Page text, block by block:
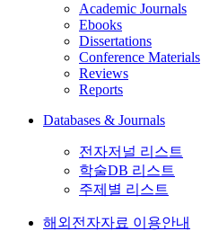
Academic Journals
Ebooks
Dissertations
Conference Materials
Reviews
Reports
Databases & Journals
전자저널 리스트
학술DB 리스트
주제별 리스트
해외전자자료 이용안내